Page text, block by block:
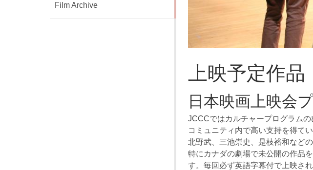
上映予定作品
日本映画上映会
JCCCではカルチャープログラム
コミュニティ内で高い支持を得て
北野武、三池崇史、是枝裕和など
特にカナダの劇場で未公開の作品
す。毎回必ず英語字幕付で上映さ
Film Archive